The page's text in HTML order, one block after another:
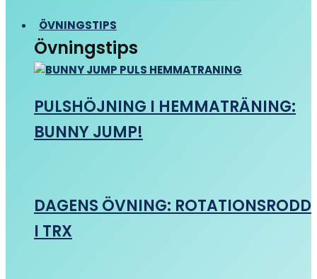
ÖVNINGSTIPS
Övningstips
PULSHÖJNING I HEMMATRÄNING:
BUNNY JUMP!
DAGENS ÖVNING: ROTATIONSRODD
I TRX